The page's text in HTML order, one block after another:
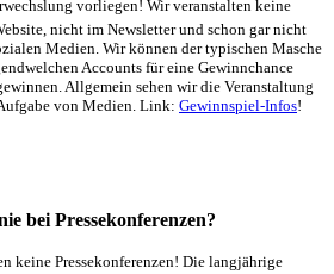
vorliegen! Wir veranstalten keine
nicht im Newsletter und schon gar nicht
Medien. Wir können der typischen Masche
Accounts für eine Gewinnchance
Allgemein sehen wir die Veranstaltung
von Medien. Link: Gewinnspiel-Infos!
bei Pressekonferenzen?
keine Pressekonferenzen! Die langjährige